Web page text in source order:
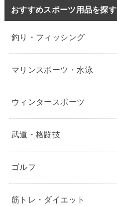
おすすめスポーツ用品を探す
釣り・フィッシング
マリンスポーツ・水泳
ウィンタースポーツ
武道・格闘技
ゴルフ
筋トレ・ダイエット